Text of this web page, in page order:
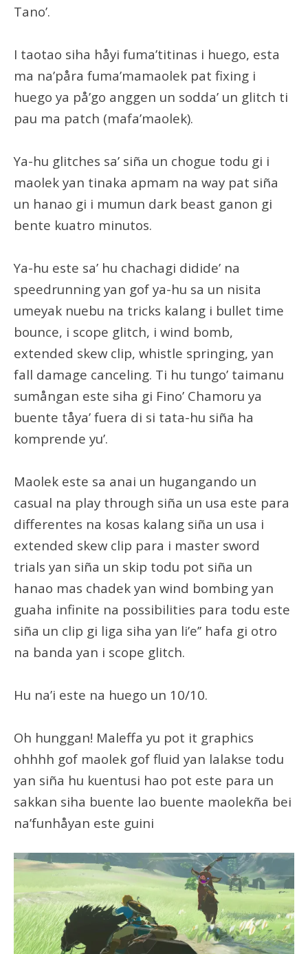
Tano’.
I taotao siha håyi fuma’titinas i huego, esta
ma na’påra fuma’mamaolek pat fixing i
huego ya på’go anggen un sodda’ un glitch ti
pau ma patch (mafa’maolek).
Ya-hu glitches sa’ siña un chogue todu gi i
maolek yan tinaka apmam na way pat siña
un hanao gi i mumun dark beast ganon gi
bente kuatro minutos.
Ya-hu este sa’ hu chachagi didide’ na
speedrunning yan gof ya-hu sa un nisita
umeyak nuebu na tricks kalang i bullet time
bounce, i scope glitch, i wind bomb,
extended skew clip, whistle springing, yan
fall damage canceling. Ti hu tungo’ taimanu
sumångan este siha gi Fino’ Chamoru ya
buente tåya’ fuera di si tata-hu siña ha
komprende yu’.
Maolek este sa anai un hugangando un
casual na play through siña un usa este para
differentes na kosas kalang siña un usa i
extended skew clip para i master sword
trials yan siña un skip todu pot siña un
hanao mas chadek yan wind bombing yan
guaha infinite na possibilities para todu este
siña un clip gi liga siha yan li’e’’ hafa gi otro
na banda yan i scope glitch.
Hu na’i este na huego un 10/10.
Oh hunggan! Maleffa yu pot it graphics
ohhhh gof maolek gof fluid yan lalakse todu
yan siña hu kuentusi hao pot este para un
sakkan siha buente lao buente maolekña bei
na’funhåyan este guini